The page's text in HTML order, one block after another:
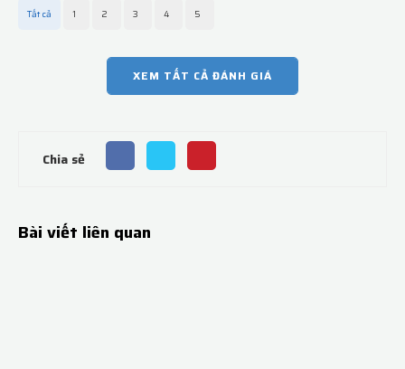
Tất cả 1 2 3 4 5
XEM TẤT CẢ ĐÁNH GIÁ
Chia sẻ
Bài viết liên quan